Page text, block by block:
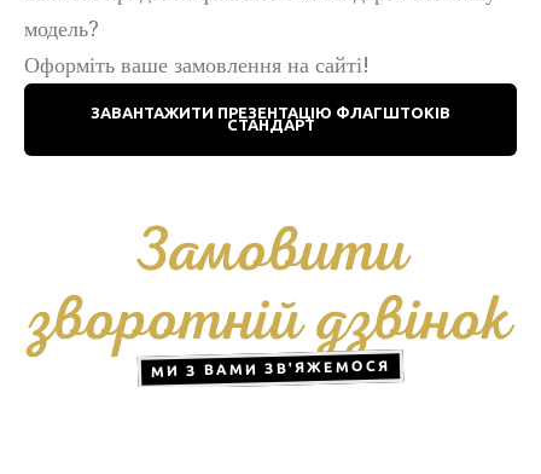
модель?
Оформіть ваше замовлення на сайті!
ЗАВАНТАЖИТИ ПРЕЗЕНТАЦІЮ ФЛАГШТОКІВ
СТАНДАРТ
Замовити
зворотній дзвінок
МИ З ВАМИ ЗВ'ЯЖЕМОСЯ